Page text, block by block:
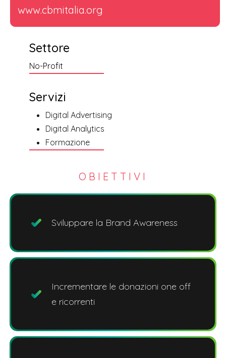
www.cbmitalia.org
Settore
No-Profit
Servizi
Digital Advertising
Digital Analytics
Formazione
OBIETTIVI
Sviluppare la Brand Awareness
Incrementare le donazioni one off
e ricorrenti